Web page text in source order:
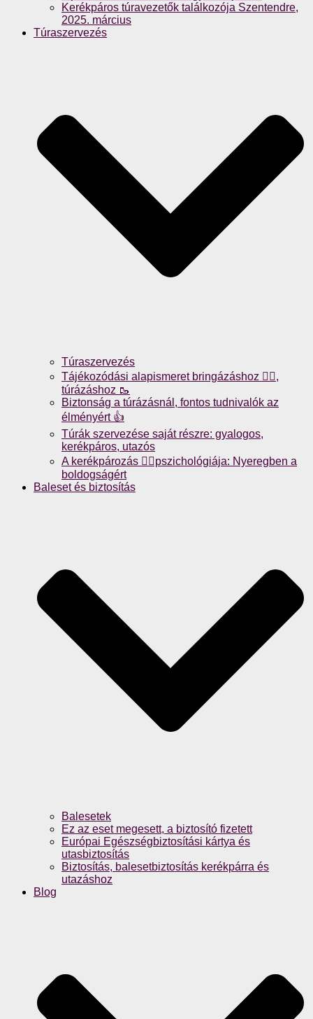
Kerékpáros túravezetők találkozója Szentendre,
2025. március
Túraszervezés
Túraszervezés
Tájékozódási alapismeret bringázáshoz 🚴‍♀️,
túrázáshoz 🥾
Biztonság a túrázásnál, fontos tudnivalók az
élményért 👍
Túrák szervezése saját részre: gyalogos,
kerékpáros, utazós
A kerékpározás 🚴‍♀️pszichológiája: Nyeregben a
boldogságért
Baleset és biztosítás
Balesetek
Ez az eset megesett, a biztosító fizetett
Európai Egészségbiztosítási kártya és
utasbiztosítás
Biztosítás, balesetbiztosítás kerékpárra és
utazáshoz
Blog